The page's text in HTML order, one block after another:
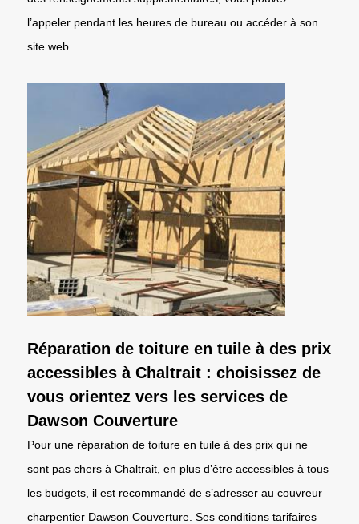
l’appeler pendant les heures de bureau ou accéder à son
site web.
Réparation de toiture en tuile à des prix
accessibles à Chaltrait : choisissez de
vous orientez vers les services de
Dawson Couverture
Pour une réparation de toiture en tuile à des prix qui ne
sont pas chers à Chaltrait, en plus d’être accessibles à tous
les budgets, il est recommandé de s’adresser au couvreur
charpentier Dawson Couverture. Ses conditions tarifaires